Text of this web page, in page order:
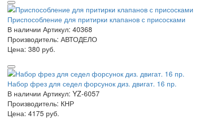
Приспособление для притирки клапанов с присосками
В наличии Артикул: 40368
Производитель: АВТОДЕЛО
Цена: 380 руб.
Набор фрез для седел форсунок диз. двигат. 16 пр.
В наличии Артикул: YZ-6057
Производитель: КНР
Цена: 4175 руб.